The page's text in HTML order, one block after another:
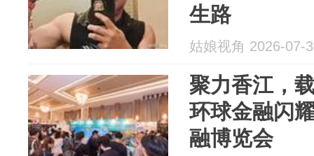
生路
姑娘视角 2026-07-
聚力香江，
环球金融闪
融博览会